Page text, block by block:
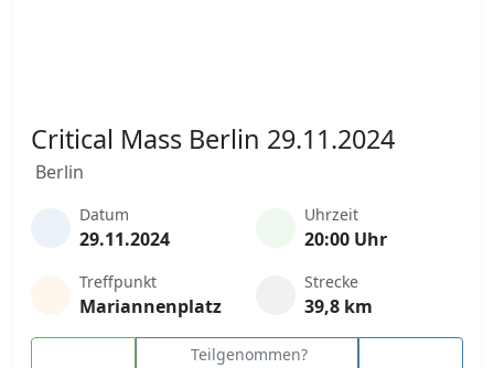
Critical Mass Berlin 29.11.2024
Berlin
Datum
29.11.2024
Uhrzeit
20:00 Uhr
Treffpunkt
Mariannenplatz
Strecke
39,8 km
Teilgenommen?